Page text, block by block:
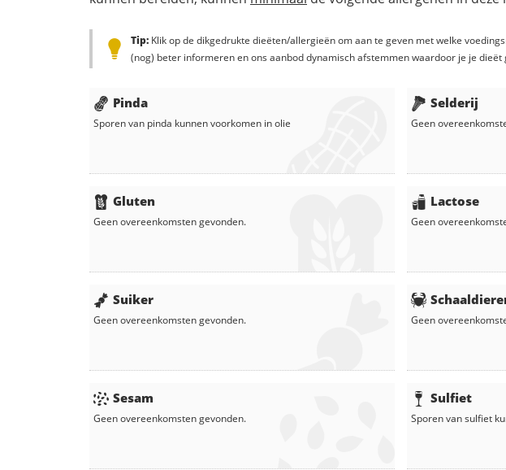
Tip: Klik op de dikgedrukte dieëten/allergieën om aan te geven met welke
(nog) beter informeren en ons aanbod dynamisch afstemmen waardoor je je dieët
Pinda
Sporen van pinda kunnen voorkomen inolie
Gluten
Geen overeenkomsten gevonden.
Suiker
Geen overeenkomsten gevonden.
Sesam
Geen overeenkomsten gevonden.
Selderij
Geen
Lactose
Geen
Geen
Sulfiet
Sporen van sulfiet